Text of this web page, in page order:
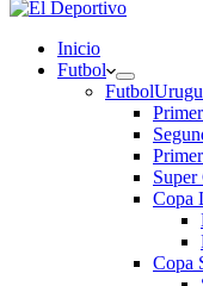
Inicio
Futbol
Futbol
Super
Copa
Copa